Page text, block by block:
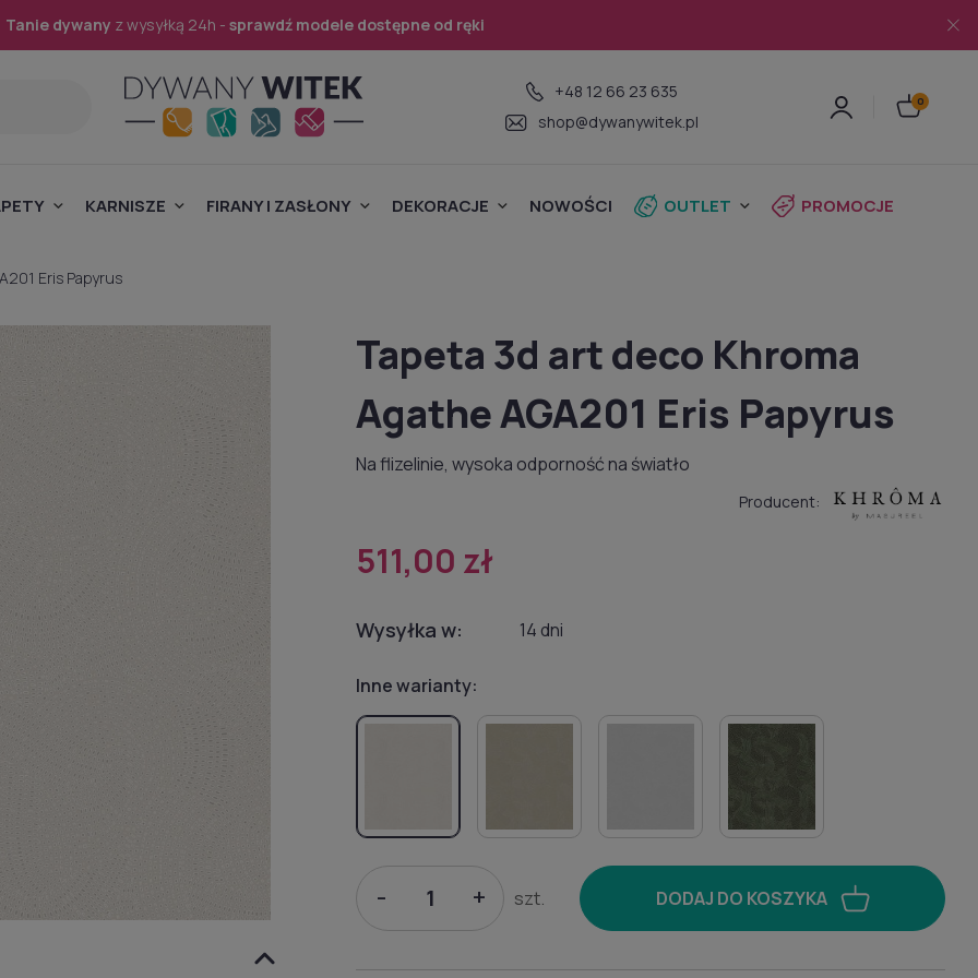
Tanie dywany z wysyłką 24h - sprawdź modele dostępne od ręki
+48 12 66 23 635
shop@dywanywitek.pl
KARNISZE FIRANY I ZASŁONY DEKORACJE NOWOŚCI OUTLET PROMOCJE
Eris Papyrus
Tapeta 3d art deco Khroma
Agathe AGA201 Eris Papyrus
Na flizelinie, wysoka odporność na światło
Producent:
511,00 zł
Wysyłka w: 14 dni
Inne warianty:
- + szt. DODAJ DO KOSZYKA